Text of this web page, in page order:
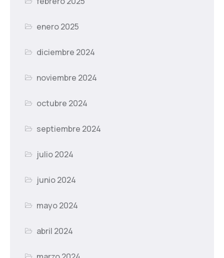
enero 2025
diciembre 2024
noviembre 2024
octubre 2024
septiembre 2024
julio 2024
junio 2024
mayo 2024
abril 2024